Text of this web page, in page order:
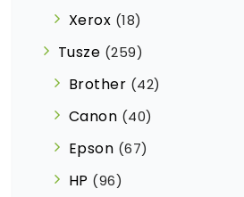
Xerox (18)
Tusze (259)
Brother (42)
Canon (40)
Epson (67)
HP (96)